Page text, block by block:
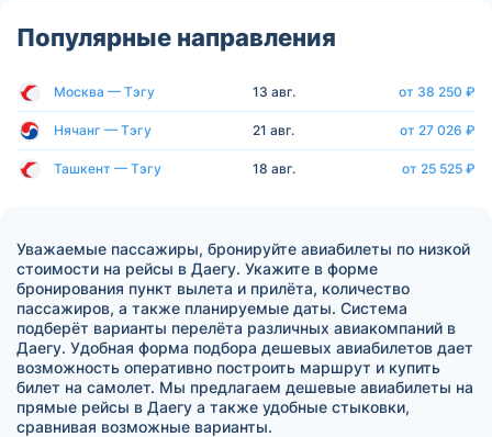
Популярные направления
Москва — Тэгу 13 авг. от 38 250 ₽
Нячанг — Тэгу 21 авг. от 27 026 ₽
Ташкент — Тэгу 18 авг. от 25 525 ₽
Уважаемые пассажиры, бронируйте авиабилеты по низкой
стоимости на рейсы в Даегу. Укажите в форме
бронирования пункт вылета и прилёта, количество
пассажиров, а также планируемые даты. Система
подберёт варианты перелёта различных авиакомпаний в
Даегу. Удобная форма подбора дешевых авиабилетов дает
возможность оперативно построить маршрут и купить
билет на самолет. Мы предлагаем дешевые авиабилеты на
прямые рейсы в Даегу а также удобные стыковки,
сравнивая возможные варианты.